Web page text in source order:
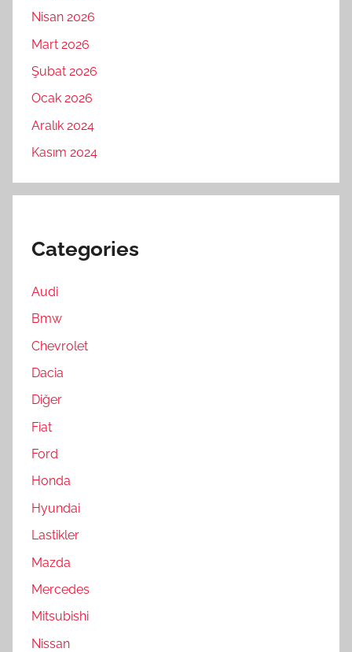
Nisan 2026
Mart 2026
Şubat 2026
Ocak 2026
Aralık 2024
Kasım 2024
Categories
Audi
Bmw
Chevrolet
Dacia
Diğer
Fiat
Ford
Honda
Hyundai
Lastikler
Mazda
Mercedes
Mitsubishi
Nissan